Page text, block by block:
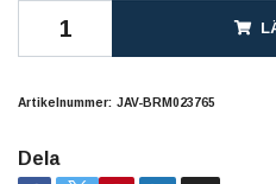
Artikelnummer: JAV-BRM023765
Dela